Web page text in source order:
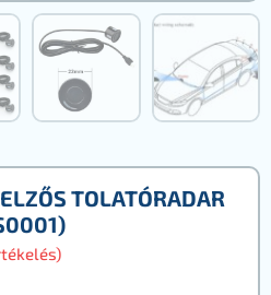
TOLATÓRADAR